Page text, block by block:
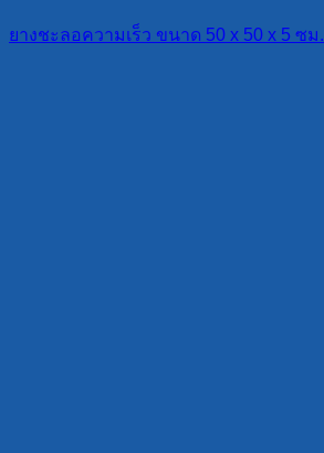
ยางชะลอความเร็ว ขนาด 50 x 50 x 5 ซม.